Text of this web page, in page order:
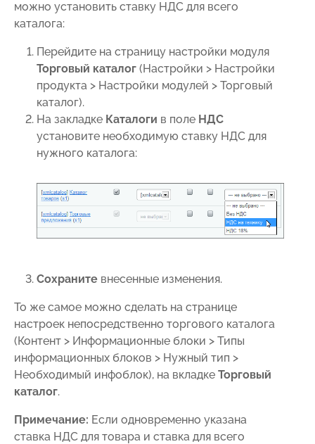
можно установить ставку НДС для всего
каталога:
Перейдите на страницу настройки модуля
Торговый каталог (Настройки > Настройки
продукта > Настройки модулей > Торговый
каталог).
На закладке Каталоги в поле НДС
установите необходимую ставку НДС для
нужного каталога:
Сохраните внесенные изменения.
То же самое можно сделать на странице
настроек непосредственно торгового каталога
(Контент > Информационные блоки > Типы
информационных блоков > Нужный тип >
Необходимый инфоблок), на вкладке Торговый
каталог.
Примечание: Если одновременно указана
ставка НДС для товара и ставка для всего